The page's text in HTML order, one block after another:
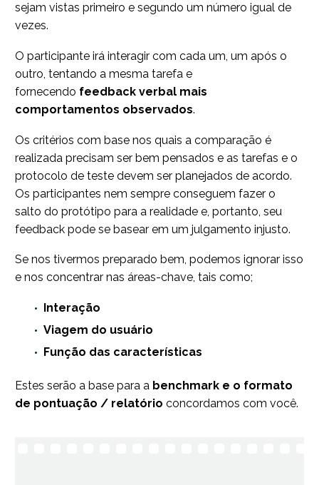
sejam vistas primeiro e segundo um número igual de
vezes.
O participante irá interagir com cada um, um após o
outro, tentando a mesma tarefa e
fornecendo feedback verbal mais
comportamentos observados.
Os critérios com base nos quais a comparação é
realizada precisam ser bem pensados e as tarefas e o
protocolo de teste devem ser planejados de acordo.
Os participantes nem sempre conseguem fazer o
salto do protótipo para a realidade e, portanto, seu
feedback pode se basear em um julgamento injusto.
Se nos tivermos preparado bem, podemos ignorar isso
e nos concentrar nas áreas-chave, tais como;
Interação
Viagem do usuário
Função das características
Estes serão a base para a benchmark e o formato
de pontuação / relatório concordamos com você.